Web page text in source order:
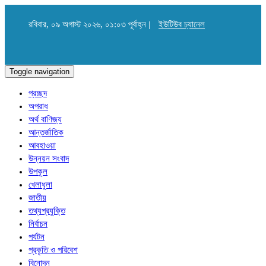
রবিবার, ০৯ অগাস্ট ২০২৬, ০১:০৩ পূর্বাহ্ন | ইউটিউব চ্যানেল
Toggle navigation
প্রচ্ছদ
অপরাধ
অর্থ বাণিজ্য
আন্তর্জাতিক
আবহাওয়া
উন্নয়ন সংবাদ
উপকূল
খেলাধুলা
জাতীয়
তথ্যপ্রযুক্তি
নির্বাচন
পর্যটন
প্রকৃতি ও পরিবেশ
বিনোদন